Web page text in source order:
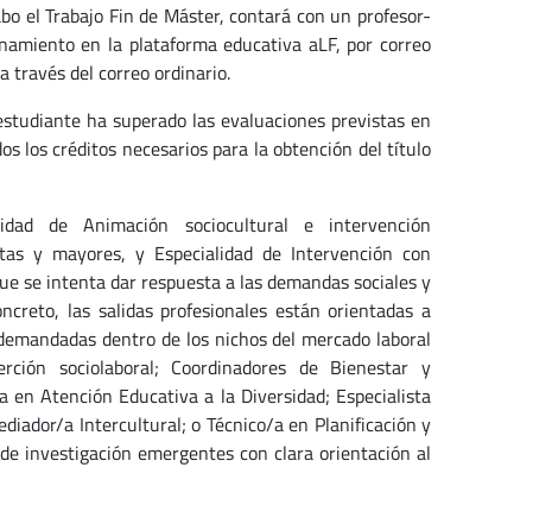
el Trabajo Fin de Máster, contará con un profesor-
en la plataforma educativa aLF, por correo
través del correo ordinario.
ha superado las evaluaciones previstas en
los créditos necesarios para la obtención del título
de Animación sociocultural e intervención
y mayores, y Especialidad de Intervención con
se intenta dar respuesta a las demandas sociales y
las salidas profesionales están orientadas a
dentro de los nichos del mercado laboral
sociolaboral; Coordinadores de Bienestar y
en Atención Educativa a la Diversidad; Especialista
a Intercultural; o Técnico/a en Planificación y
investigación emergentes con clara orientación al